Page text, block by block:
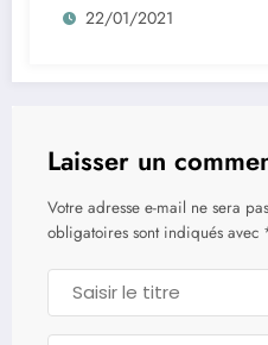
22/01/2021
Laisser un
Votre adresse e-mail ne sera
obligatoires sont indiqués avec